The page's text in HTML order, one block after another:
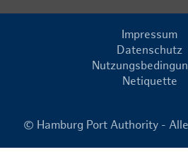
Impressum
Datenschutz
Netiquette
© Hamburg Port Authority -